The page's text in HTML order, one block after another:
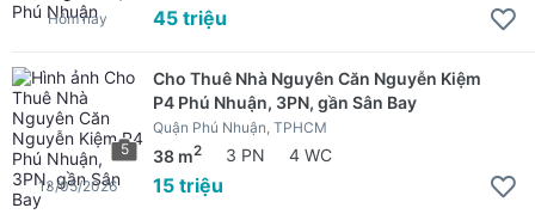
45 triệu
Hôm nay
5
Cho Thuê Nhà Nguyên Căn Nguyễn Kiệm
P4 Phú Nhuận, 3PN, gần Sân Bay
Quận Phú Nhuận, TPHCM
38 m2 3 PN 4 WC
15 triệu
13/05/2026